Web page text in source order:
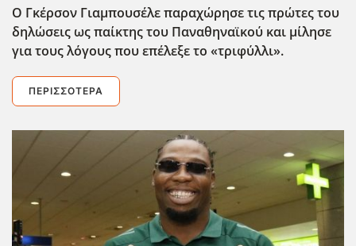
Ο Γκέρσον Γιαμπουσέλε παραχώρησε τις πρώτες του
δηλώσεις ως παίκτης του Παναθηναϊκού και μίλησε
για τους λόγους που επέλεξε το «τριφύλλι».
ΠΕΡΙΣΣΌΤΕΡΑ